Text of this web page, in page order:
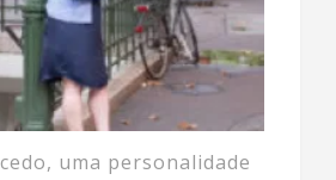
uma personalidade